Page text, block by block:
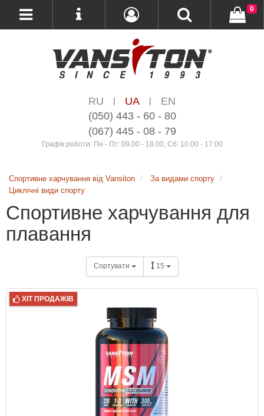
RU | UA |
EN
(050) 443 - 60 - 80
(067) 445 - 08 - 79
Графік роботи: Пн - Пт: 09.00 - 18.00, Сб: 10.00 - 17.00
0
Спортивне харчування від Vansiton
За видами спорту
Циклічні види спорту
Спортивне харчування для
плавання
Сортувати 15
ХІТ ПРОДАЖІВ